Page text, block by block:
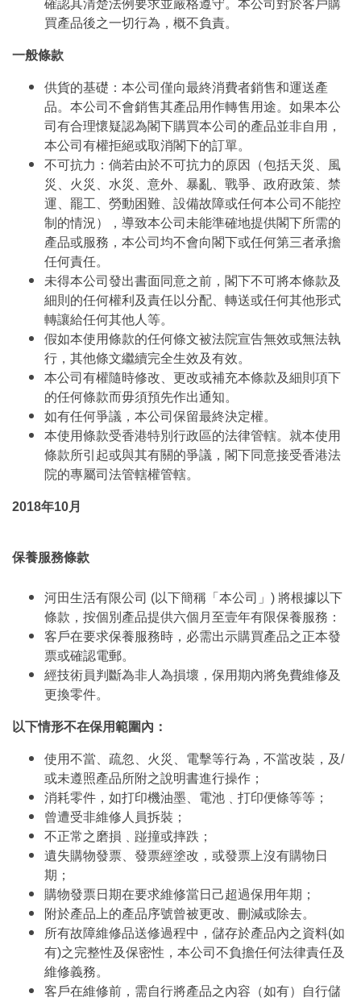
確認其清楚法例要求並嚴格遵守。本公司對於客戶購
買產品後之一切行為，概不負責。
一般條款
供貨的基礎：本公司僅向最終消費者銷售和運送產
品。本公司不會銷售其產品用作轉售用途。如果本公
司有合理懷疑認為閣下購買本公司的產品並非自用，
本公司有權拒絕或取消閣下的訂單。
不可抗力：倘若由於不可抗力的原因（包括天災、風
災、火災、水災、意外、暴亂、戰爭、政府政策、禁
運、罷工、勞動困難、設備故障或任何本公司不能控
制的情況），導致本公司未能準確地提供閣下所需的
產品或服務，本公司均不會向閣下或任何第三者承擔
任何責任。
未得本公司發出書面同意之前，閣下不可將本條款及
細則的任何權利及責任以分配、轉送或任何其他形式
轉讓給任何其他人等。
假如本使用條款的任何條文被法院宣告無效或無法執
行，其他條文繼續完全生效及有效。
本公司有權隨時修改、更改或補充本條款及細則項下
的任何條款而毋須預先作出通知。
如有任何爭議，本公司保留最終決定權。
本使用條款受香港特別行政區的法律管轄。就本使用
條款所引起或與其有關的爭議，閣下同意接受香港法
院的專屬司法管轄權管轄。
2018年10月
保養服務條款
河田生活有限公司 (以下簡稱「本公司」) 將根據以下
條款，按個別產品提供六個月至壹年有限保養服務：
客戶在要求保養服務時，必需出示購買產品之正本發
票或確認電郵。
經技術員判斷為非人為損壞，保用期內將免費維修及
更換零件。
以下情形不在保用範圍內：
使用不當、疏忽、火災、電擊等行為，不當改裝，及/
或未遵照產品所附之說明書進行操作；
消耗零件，如打印機油墨、電池﹑打印便條等等；
曾遭受非維修人員拆裝；
不正常之磨損﹑踫撞或摔跌；
遺失購物發票、發票經塗改，或發票上沒有購物日
期；
購物發票日期在要求維修當日己超過保用年期；
附於產品上的產品序號曾被更改、刪減或除去。
所有故障維修品送修過程中，儲存於產品內之資料(如
有)之完整性及保密性，本公司不負擔任何法律責任及
維修義務。
客戶在維修前，需自行將產品之內容（如有）自行儲